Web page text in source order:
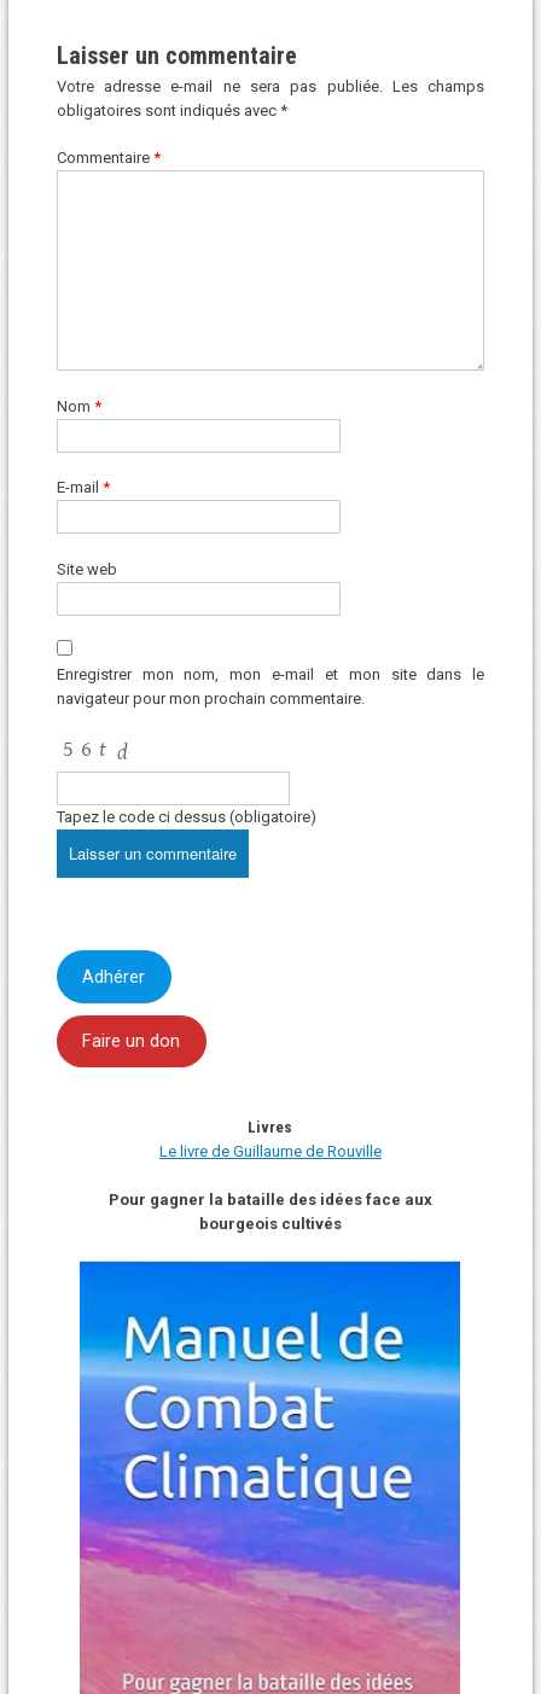
Laisser un commentaire
Votre adresse e-mail ne sera pas publiée.
Les champs
obligatoires sont indiqués avec *
Commentaire *
Nom *
E-mail *
Site web
Enregistrer mon nom, mon e-mail et mon site dans le
navigateur pour mon prochain commentaire.
Tapez le code ci dessus (obligatoire)
Adhérer
Faire un don
Livres
Le livre de Guillaume de Rouville
Pour gagner la bataille des idées face aux
bourgeois cultivés